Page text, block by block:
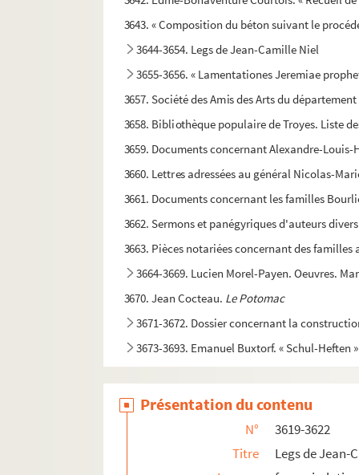
3643. « Composition du béton suivant le
3644-3654. Legs de Jean-Camille Niel
3655-3656. « Lamentationes Jeremiae
3657. Société des Amis des Arts du
3658. Bibliothèque populaire de Troyes. Liste
3659. Documents concernant Alexandre-
3660. Lettres adressées au général Nicolas-
3661. Documents concernant les familles
3662. Sermons et panégyriques d'auteurs
3663. Pièces notariées concernant des familles
3664-3669. Lucien Morel-Payen. Oeuvres.
3670. Jean Cocteau. Le Potomac
3671-3672. Dossier concernant la
3673-3693. Emanuel Buxtorf. « Schul-Heften »
3695. « Anecdotes sur la ville de Troyes et
3696. Lucien Morel-Payen. Catalogue de sa
3697. René Hennequin. Notes sur l'Hôtel de
Présentation du contenu
N°
3619-3622
Titre
Legs de Jean-